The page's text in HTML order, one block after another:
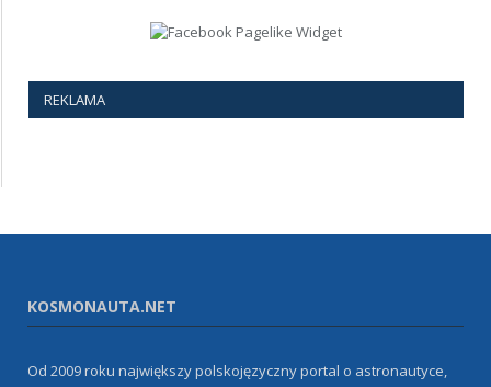
REKLAMA
KOSMONAUTA.NET
Od 2009 roku największy polskojęzyczny portal o astronautyce,